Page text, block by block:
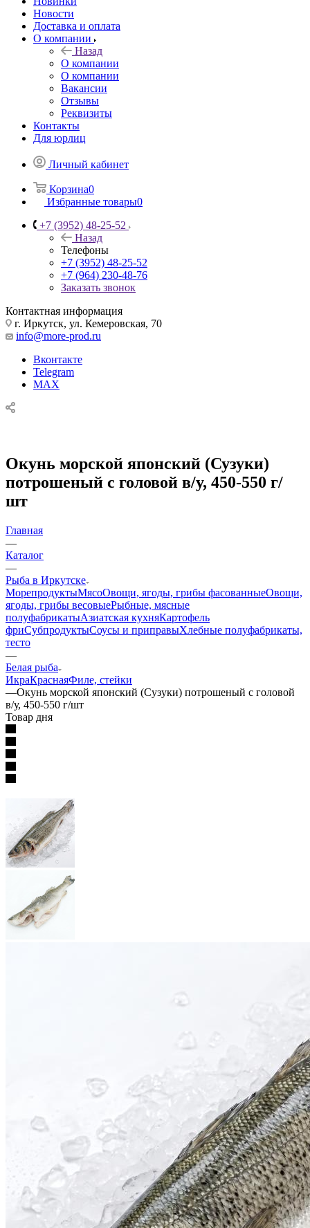
Новости
Доставка и оплата
О компании
Назад
О компании
О компании
Вакансии
Отзывы
Реквизиты
Контакты
Для юрлиц
Личный кабинет
Корзина0
Избранные товары0
+7 (3952) 48-25-52
Назад
Телефоны
+7 (3952) 48-25-52
+7 (964) 230-48-76
Заказать звонок
Контактная информация
г. Иркутск, ул. Кемеровская, 70
info@more-prod.ru
Вконтакте
Telegram
MAX
Окунь морской японский (Сузуки)
потрошеный с головой в/у, 450-550 г/
шт
Главная
—
Каталог
—
Рыба в Иркутске
МорепродуктыМясоОвощи, ягоды, грибы фасованныеОвощи,
ягоды, грибы весовыеРыбные, мясные
полуфабрикатыАзиатская кухняКартофель
фриСубпродуктыСоусы и приправыХлебные полуфабрикаты,
тесто
—
Белая рыба
ИкраКраснаяФиле, стейки
—Окунь морской японский (Сузуки) потрошеный с головой
в/у, 450-550 г/шт
Товар дня